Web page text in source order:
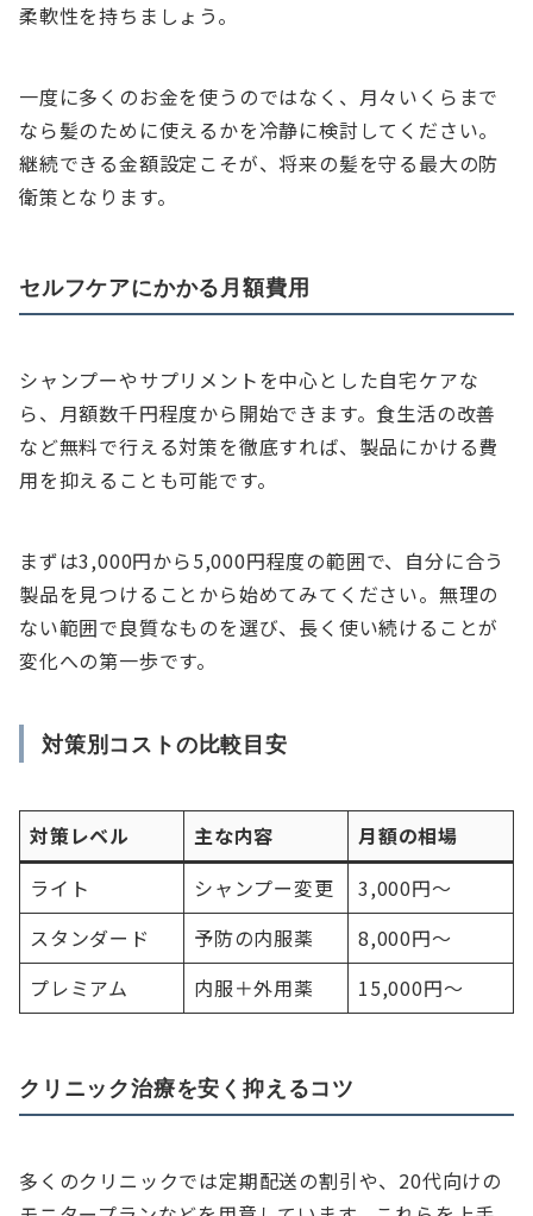
柔軟性を持ちましょう。
一度に多くのお金を使うのではなく、月々いくらまで
なら髪のために使えるかを冷静に検討してください。
継続できる金額設定こそが、将来の髪を守る最大の防
衛策となります。
セルフケアにかかる月額費用
シャンプーやサプリメントを中心とした自宅ケアな
ら、月額数千円程度から開始できます。食生活の改善
など無料で行える対策を徹底すれば、製品にかける費
用を抑えることも可能です。
まずは3,000円から5,000円程度の範囲で、自分に合う
製品を見つけることから始めてみてください。無理の
ない範囲で良質なものを選び、長く使い続けることが
変化への第一歩です。
対策別コストの比較目安
対策レベル 主な内容
月額の相場
ライト
シャンプー変更
3,000円〜
スタンダード
予防の内服薬
8,000円〜
プレミアム
内服＋外用薬 15,000円〜
クリニック治療を安く抑えるコツ
多くのクリニックでは定期配送の割引や、20代向けの